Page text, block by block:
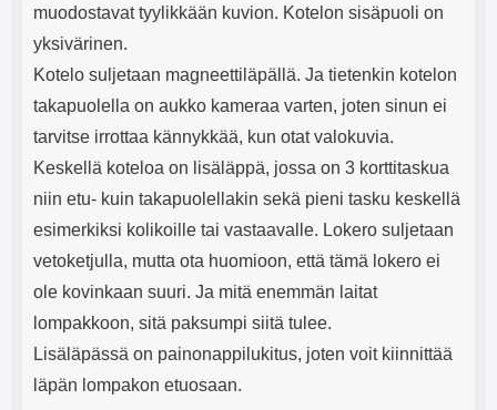
muodostavat tyylikkään kuvion. Kotelon sisäpuoli on
yksivärinen.
Kotelo suljetaan magneettiläpällä. Ja tietenkin kotelon
takapuolella on aukko kameraa varten, joten sinun ei
tarvitse irrottaa kännykkää, kun otat valokuvia.
Keskellä koteloa on lisäläppä, jossa on 3 korttitaskua
niin etu- kuin takapuolellakin sekä pieni tasku keskellä
esimerkiksi kolikoille tai vastaavalle. Lokero suljetaan
vetoketjulla, mutta ota huomioon, että tämä lokero ei
ole kovinkaan suuri. Ja mitä enemmän laitat
lompakkoon, sitä paksumpi siitä tulee.
Lisäläpässä on painonappilukitus, joten voit kiinnittää
läpän lompakon etuosaan.